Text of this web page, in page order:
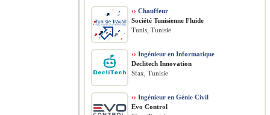
›› Chauffeur
Société Tunisienne Fluide
Tunis, Tunisie
›› Ingénieur en Informatique
Declitech Innovation
Sfax, Tunisie
›› Ingénieur en Génie Civil
Evo Control